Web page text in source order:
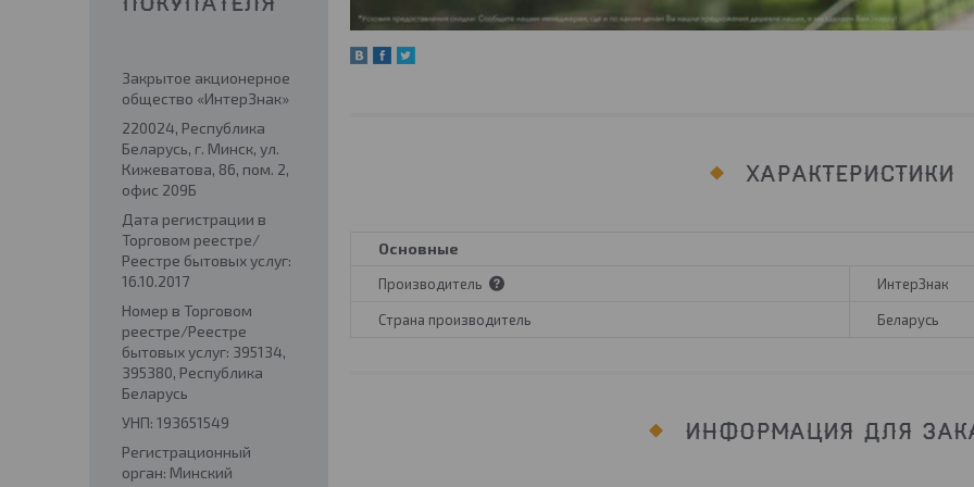
ХАРАКТЕРИСТИКИ
Основные
Производитель ИнтерЗнак
Страна производитель Беларусь
ИНФОРМАЦИЯ ДЛЯ
ПОКУПАТЕЛЯ
Закрытое акционерное
общество «ИнтерЗнак»
220024, Республика
Беларусь, г. Минск, ул.
Кижеватова, 86, пом. 2,
офис 209Б
Дата регистрации в
Торговом реестре/
Реестре бытовых услуг:
16.10.2017
Номер в Торговом
реестре/Реестре
бытовых услуг: 395134,
395380, Республика
Беларусь
УНП: 193651549
Регистрационный
орган: Минский